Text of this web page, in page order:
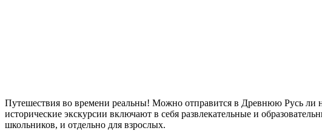
Путешествия во времени реальны! Можно отправится в Древнюю Русь ли
исторические экскурсии включают в себя развлекательные и
школьников, и отдельно для взрослых.